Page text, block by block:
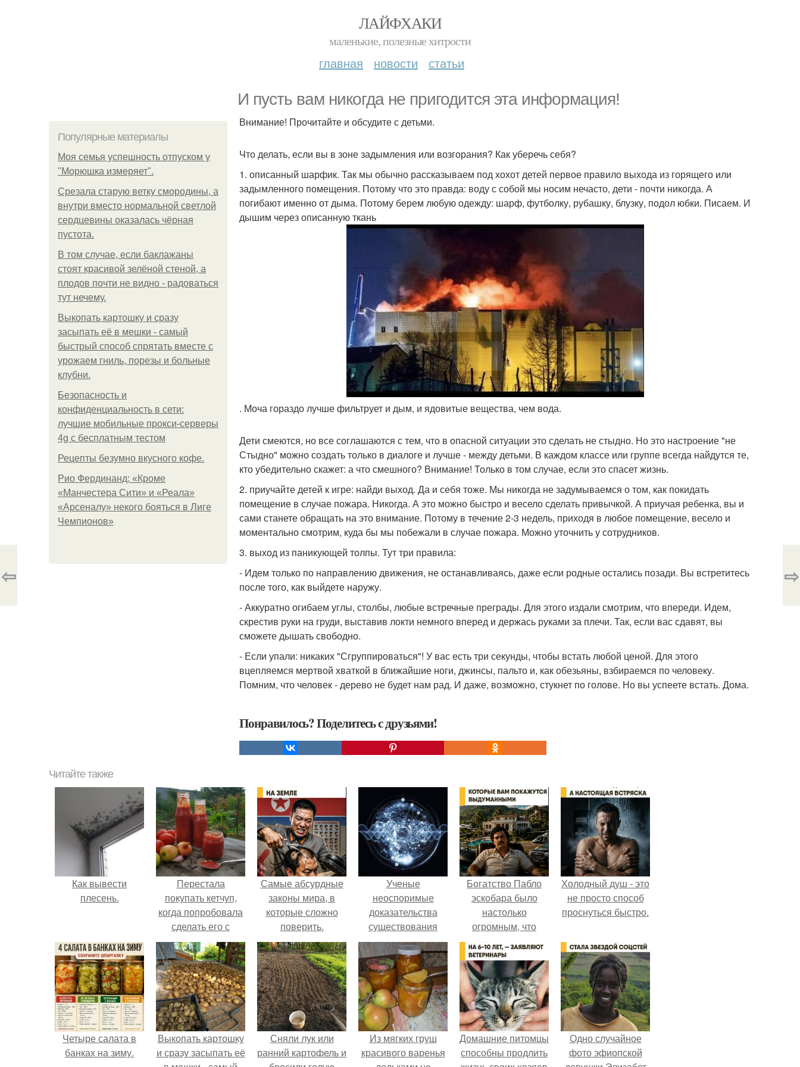
ЛАЙФХАКИ
маленькие, полезные хитрости
главная новости статьи
И пусть вам никогда не пригодится эта информация!
Популярные материалы
Моя семья успешность отпуском у
"Морюшка измеряет".
Срезала старую ветку смородины, а
внутри вместо нормальной светлой
сердцевины оказалась чёрная
пустота.
В том случае, если баклажаны
стоят красивой зелёной стеной, а
плодов почти не видно - радоваться
тут нечему.
Выкопать картошку и сразу
засыпать её в мешки - самый
быстрый способ спрятать вместе с
урожаем гниль, порезы и больные
клубни.
Безопасность и
конфиденциальность в сети:
лучшие мобильные прокси-серверы
4g с бесплатным тестом
Рецепты безумно вкусного кофе.
Рио Фердинанд: «Кроме
«Манчестера Сити» и «Реала»
«Арсеналу» некого бояться в Лиге
Чемпионов»
Внимание! Прочитайте и обсудите с детьми.
Что делать, если вы в зоне задымления или возгорания? Как уберечь себя?
1. описанный шарфик. Так мы обычно рассказываем под хохот детей первое правило выхода из горящего или
задымленного помещения. Потому что это правда: воду с собой мы носим нечасто, дети - почти никогда. А
погибают именно от дыма. Потому берем любую одежду: шарф, футболку, рубашку, блузку, подол юбки. Писаем. И
дышим через описанную ткань
. Моча гораздо лучше фильтрует и дым, и ядовитые вещества, чем вода.
Дети смеются, но все соглашаются с тем, что в опасной ситуации это сделать не стыдно. Но это настроение "не
Стыдно" можно создать только в диалоге и лучше - между детьми. В каждом классе или группе всегда найдутся те,
кто убедительно скажет: а что смешного? Внимание! Только в том случае, если это спасет жизнь.
2. приучайте детей к игре: найди выход. Да и себя тоже. Мы никогда не задумываемся о том, как покидать
помещение в случае пожара. Никогда. А это можно быстро и весело сделать привычкой. А приучая ребенка, вы и
сами станете обращать на это внимание. Потому в течение 2-3 недель, приходя в любое помещение, весело и
моментально смотрим, куда бы мы побежали в случае пожара. Можно уточнить у сотрудников.
3. выход из паникующей толпы. Тут три правила:
- Идем только по направлению движения, не останавливаясь, даже если родные остались позади. Вы встретитесь
после того, как выйдете наружу.
- Аккуратно огибаем углы, столбы, любые встречные преграды. Для этого издали смотрим, что впереди. Идем,
скрестив руки на груди, выставив локти немного вперед и держась руками за плечи. Так, если вас сдавят, вы
сможете дышать свободно.
- Если упали: никаких "Сгруппироваться"! У вас есть три секунды, чтобы встать любой ценой. Для этого
вцепляемся мертвой хваткой в ближайшие ноги, джинсы, пальто и, как обезьяны, взбираемся по человеку.
Помним, что человек - дерево не будет нам рад. И даже, возможно, стукнет по голове. Но вы успеете встать. Дома.
Понравилось? Поделитесь с друзьями!
⇦ ⇨
Читайте также
Как вывести
плесень.
Перестала
покупать кетчуп,
когда попробовала
сделать его с
яблоками.
Самые абсурдные
законы мира, в
которые сложно
поверить.
Ученые
неоспоримые
доказательства
существования
явления нашли.
Богатство Пабло
эскобара было
настолько
огромным, что
многие истории о
нём звучат как
вымысел.
Холодный душ - это
не просто способ
проснуться быстро.
Четыре салата в
банках на зиму.
Выкопать картошку
и сразу засыпать её
Сняли лук или
ранний картофель и
Из мягких груш
красивого варенья
Домашние питомцы
способны продлить
Одно случайное
фото эфиопской